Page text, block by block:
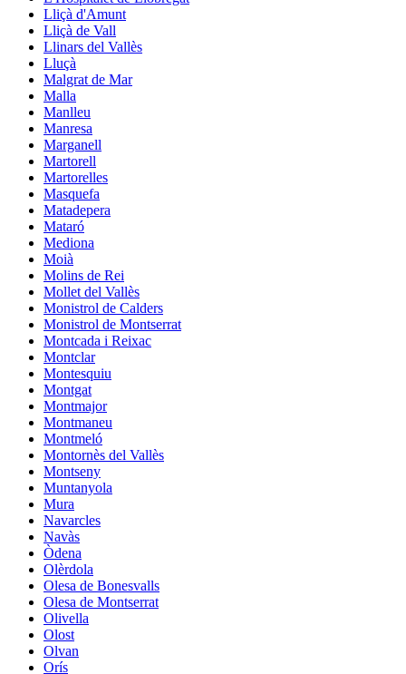
Lliçà d'Amunt
Lliçà de Vall
Llinars del Vallès
Lluçà
Malgrat de Mar
Malla
Manlleu
Manresa
Marganell
Martorell
Martorelles
Masquefa
Matadepera
Mataró
Mediona
Moià
Molins de Rei
Mollet del Vallès
Monistrol de Calders
Monistrol de Montserrat
Montcada i Reixac
Montclar
Montesquiu
Montgat
Montmajor
Montmaneu
Montmeló
Montornès del Vallès
Montseny
Muntanyola
Mura
Navarcles
Navàs
Òdena
Olèrdola
Olesa de Bonesvalls
Olesa de Montserrat
Olivella
Olost
Olvan
Orís